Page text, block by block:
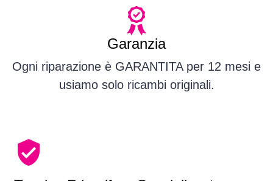
Garanzia
Ogni riparazione è GARANTITA per 12 mesi e
usiamo solo ricambi originali.